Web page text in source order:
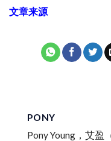
文章来源
PONY
Pony Young，艾